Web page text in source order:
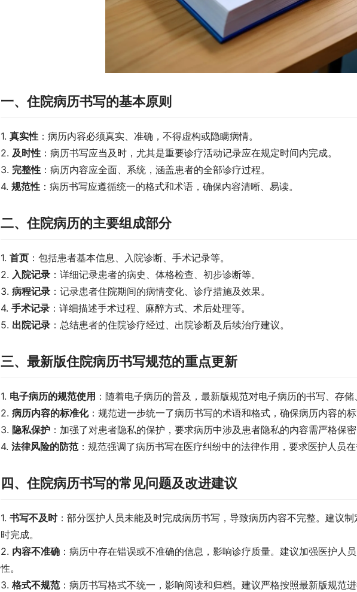
一、住院病历书写的基本原则
1. 真实性 ：病历内容必须真实、准确，不得虚构或隐瞒病情。
2. 及时性 ：病历书写应当及时，尤其是重要诊疗活动记录应在规定时间内完成。
3. 完整性 ：病历内容应全面、系统，涵盖患者的全部诊疗过程。
4. 规范性 ：病历书写应遵循统一的格式和术语，确保内容清晰、易读。
二、住院病历的主要组成部分
1. 首页 ：包括患者基本信息、入院诊断、手术记录等。
2. 入院记录 ：详细记录患者的病史、体格检查、初步诊断等。
3. 病程记录 ：记录患者住院期间的病情变化、诊疗措施及效果。
4. 手术记录 ：详细描述手术过程、麻醉方式、术后处理等。
5. 出院记录 ：总结患者的住院诊疗经过、出院诊断及后续治疗建议。
三、最新版住院病历书写规范的重点更新
1. 电子病历的规范使用 ：随着电子病历的普及，最新版规范对电子病历的书写、存储
2. 病历内容的标准化：规范进一步统一了病历书写的术语和格式，确保病历内容的标
3. 隐私保护 ：加强了对患者隐私的保护，要求病历中涉及患者隐私的内容需严格保密
4. 法律风险的防范：规范强调了病历书写在医疗纠纷中的法律作用，要求医护人员在
四、住院病历书写的常见问题及改进建议
1. 书写不及时：部分医护人员未能及时完成病历书写，导致病历内容不完整。建议
时完成。
2. 内容不准确 ：病历中存在错误或不准确的信息，影响诊疗质量。建议加强医护人
性。
3. 格式不规范：病历书写格式不统一，影响阅读和归档。建议严格按照最新版规范